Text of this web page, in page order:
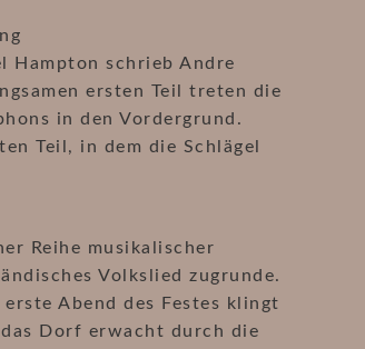
Hampton schrieb Andre
ersten Teil treten die
in den Vordergrund.
Teil, in dem die Schlägel
Reihe musikalischer
Volkslied zugrunde.
Abend des Festes klingt
Dorf erwacht durch die